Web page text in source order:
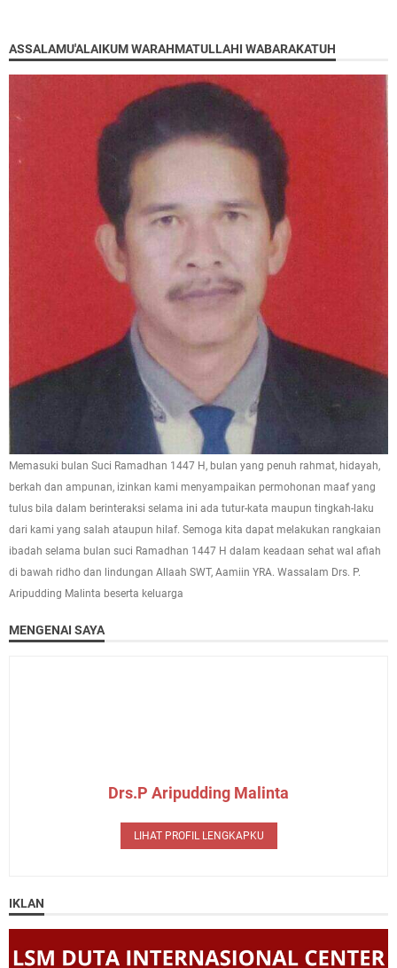
ASSALAMU'ALAIKUM WARAHMATULLAHI WABARAKATUH
Memasuki bulan Suci Ramadhan 1447 H, bulan yang penuh rahmat, hidayah,
berkah dan ampunan, izinkan kami menyampaikan permohonan maaf yang
tulus bila dalam berinteraksi selama ini ada tutur-kata maupun tingkah-laku
dari kami yang salah ataupun hilaf. Semoga kita dapat melakukan rangkaian
ibadah selama bulan suci Ramadhan 1447 H dalam keadaan sehat wal afiah
di bawah ridho dan lindungan Allaah SWT, Aamiin YRA. Wassalam Drs. P.
Aripudding Malinta beserta keluarga
MENGENAI SAYA
Drs.P Aripudding Malinta
LIHAT PROFIL LENGKAPKU
IKLAN